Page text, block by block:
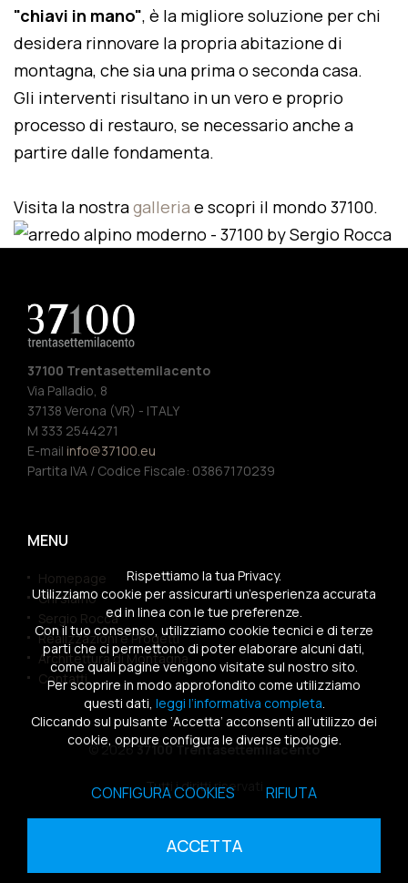
"chiavi in mano", è la migliore soluzione per chi
desidera rinnovare la propria abitazione di
montagna, che sia una prima o seconda casa.
Gli interventi risultano in un vero e proprio
processo di restauro, se necessario anche a
partire dalle fondamenta.
Visita la nostragalleria e scopri il mondo 37100.
37100 Trentasettemilacento
Via Palladio, 8
37138 Verona (VR) - ITALY
M 333 2544271
E-mail info@37100.eu
Partita IVA / Codice Fiscale: 03867170239
MENU
Homepage
Chi siamo
Sergio Rocca
Realizzazioni e Progetti
Architettura di Montagna
Contatti
© 202637100 Trentasettemilacento
Tutti i diritti riservati
Sitemap|Privacy Policy|Cookies Policy
Rispettiamo la tua Privacy.
Utilizziamo cookie per assicurarti un’esperienza accurata
ed in linea con le tue preferenze.
Con il tuo consenso, utilizziamo cookie tecnici e di terze
parti che ci permettono di poter elaborare alcuni dati,
come quali pagine vengono visitate sul nostro sito.
Per scoprire in modo approfondito come utilizziamo
questi dati, leggi l’informativa completa.
Cliccando sul pulsante ‘Accetta’ acconsenti all’utilizzo dei
cookie, oppure configura le diverse tipologie.
CONFIGURA COOKIES RIFIUTA
ACCETTA